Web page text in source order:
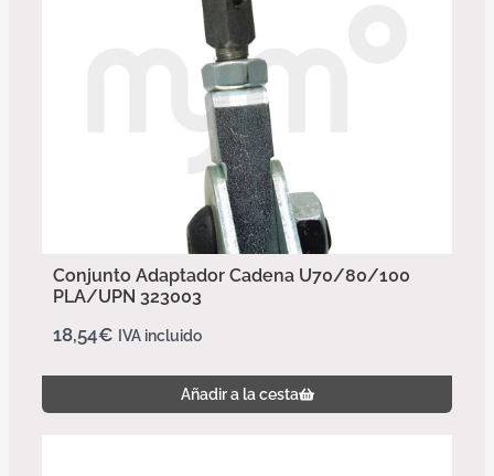
Conjunto Adaptador Cadena U70/80/100
PLA/UPN 323003
18,54€ IVA incluido
Añadir a la cesta